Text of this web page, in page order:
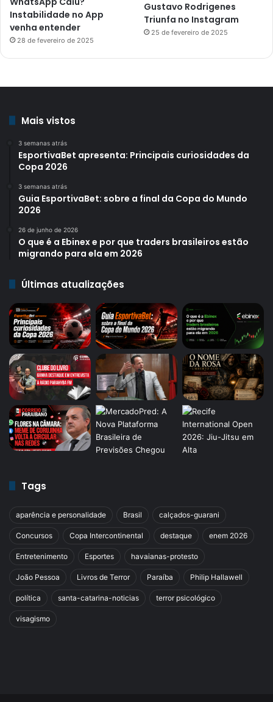
Instabilidade no App
venha entender
28 de fevereiro de 2025
Gustavo Rodrigenes
Triunfa no Instagram
25 de fevereiro de 2025
Mais vistos
3 semanas atrás
EsportivaBet apresenta: Principais curiosidades da
Copa 2026
3 semanas atrás
Guia EsportivaBet: sobre a final da Copa do Mundo
2026
26 de junho de 2026
O que é a Ebinex e por que traders brasileiros estão
migrando para ela em 2026
Últimas atualizações
Tags
aparência e personalidade Brasil calçados-guarani
Concursos Copa Intercontinental destaque enem 2026
Entretenimento Esportes havaianas-protesto
João Pessoa Livros de Terror Paraíba Philip Hallawell
política santa-catarina-noticias terror psicológico
visagismo